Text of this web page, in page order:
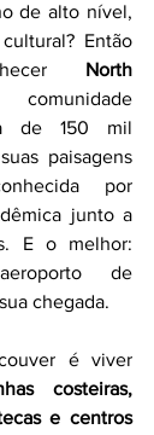
de alto nível,
Então
North
de 150 mil
paisagens
por
junto a
E o melhor:
de
chegada.
é viver
costeiras,
e centros